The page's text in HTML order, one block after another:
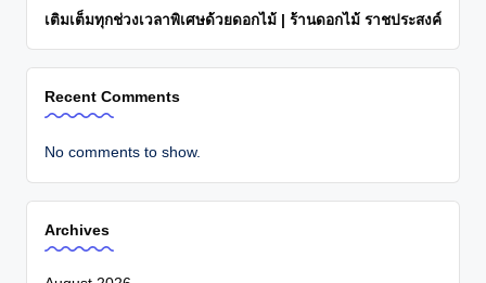
เติมเต็มทุกช่วงเวลาพิเศษด้วยดอกไม้ | ร้านดอกไม้ ราชประสงค์
Recent Comments
No comments to show.
Archives